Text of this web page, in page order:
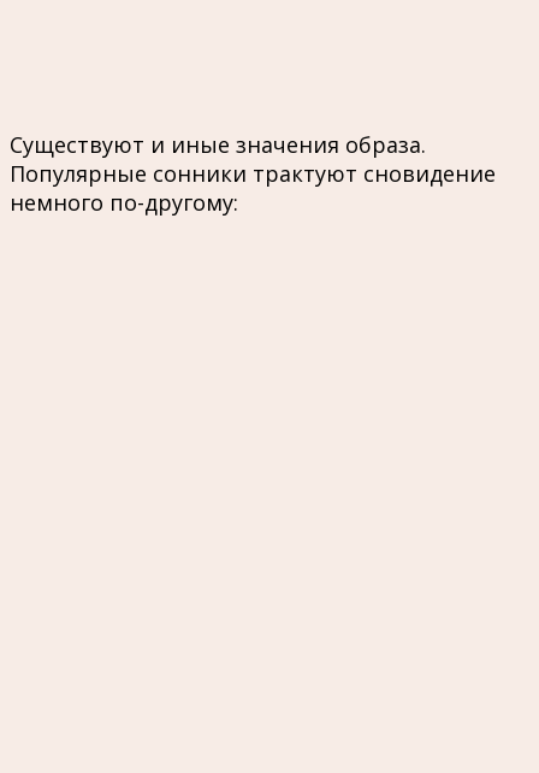
Существуют и иные значения образа.
Популярные сонники трактуют сновидение
немного по-другому: